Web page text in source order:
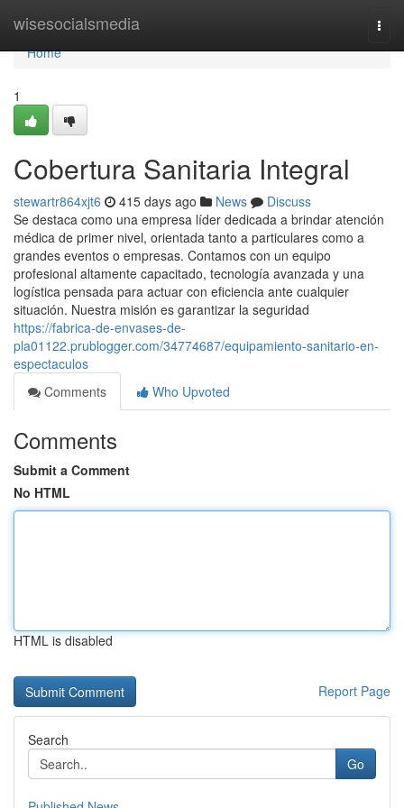
wisesocialsmedia
Home
Home
1
Cobertura Sanitaria Integral
stewartr864xjt6 415 days ago News
Discuss
Se destaca como una empresa líder dedicada a brindar atención
médica de primer nivel, orientada tanto a particulares como a
grandes eventos o empresas. Contamos con un equipo
profesional altamente capacitado, tecnología avanzada y una
logística pensada para actuar con eficiencia ante cualquier
situación. Nuestra misión es garantizar la seguridad
https://fabrica-de-envases-de-
pla01122.prublogger.com/34774687/equipamiento-sanitario-en-
espectaculos
Comments
Who Upvoted
Comments
Submit a Comment
No HTML
HTML is disabled
Report Page
Search
Go